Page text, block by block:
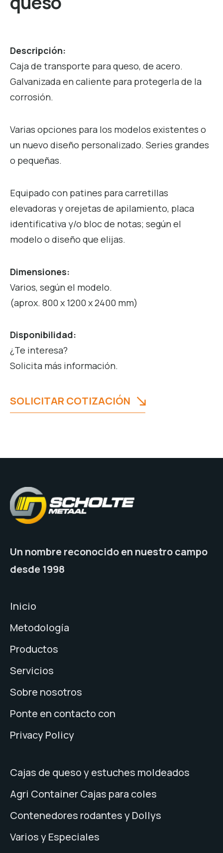
Descripción:
Caja de transporte para queso, de acero.
Galvanizada en caliente para protegerla de la
corrosión.
Varias opciones para los modelos existentes o
un nuevo diseño personalizado. Series grandes
o pequeñas.
Equipado con patines para carretillas
elevadoras y orejetas de apilamiento, placa
identificativa y/o bloc de notas; según el
modelo o diseño que elijas.
Dimensiones:
Varios, según el modelo.
(aprox. 800 x 1200 x 2400 mm)
Disponibilidad:
¿Te interesa?
Solicita más información.
SOLICITAR COTIZACIÓN
Un nombre reconocido en nuestro campo
desde 1998
Inicio
Metodología
Productos
Servicios
Sobre nosotros
Ponte en contacto con
Privacy Policy
Cajas de queso y estuches moldeados
Agri Container Cajas para coles
Contenedores rodantes y Dollys
Varios y Especiales